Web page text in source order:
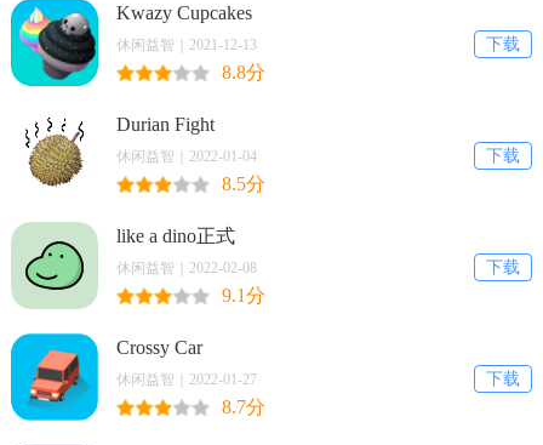
Kwazy Cupcakes
下载
休闲益智｜2021-12-13
8.8分
Durian Fight
下载
休闲益智｜2022-01-04
8.5分
like a dino正式
下载
休闲益智｜2022-02-08
9.1分
Crossy Car
下载
休闲益智｜2022-01-27
8.7分